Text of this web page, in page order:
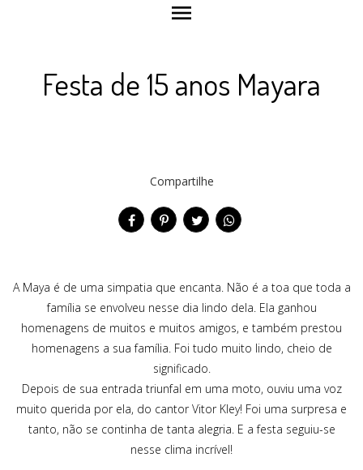
menu
Festa de 15 anos Mayara
Compartilhe
A Maya é de uma simpatia que encanta. Não é a toa que toda a
família se envolveu nesse dia lindo dela. Ela ganhou
homenagens de muitos e muitos amigos, e também prestou
homenagens a sua família. Foi tudo muito lindo, cheio de
significado.
Depois de sua entrada triunfal em uma moto, ouviu uma voz
muito querida por ela, do cantor Vitor Kley! Foi uma surpresa e
tanto, não se continha de tanta alegria. E a festa seguiu-se
nesse clima incrível!